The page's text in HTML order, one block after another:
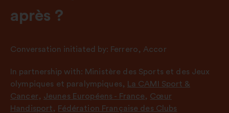
après ?
Conversation initiated by: Ferrero, Accor
In partnership with: Ministère des Sports et des Jeux
olympiques et paralympiques,
La CAMI Sport &
Cancer, Jeunes Européens - France, Cœur
Handisport, Fédération Française des Clubs